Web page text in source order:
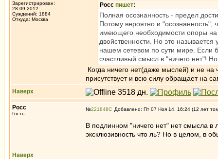
Зарегистрирован:
28.09.2012
Суждений: 1884
Откуда: Москва
Росс пишет:
Полная осознанность - предел
Потому вероятно и "осознанность",
имеющего необходимости опоры на
двойственности. Но это
нашем сетевом по сути мире. Если
счастливый смысл в "ничего нет"!
Когда ничего нет(даже мыслей) и не на
присутствует и всю силу обращает на
Наверх
Росс
Гость
№221848 Добавлено: Пт 07 Ноя 14, 16:24 (12 лет
В подлинном "ничего нет" нет смысла в
эксклюзивность что ль? Но в целом, в
Наверх